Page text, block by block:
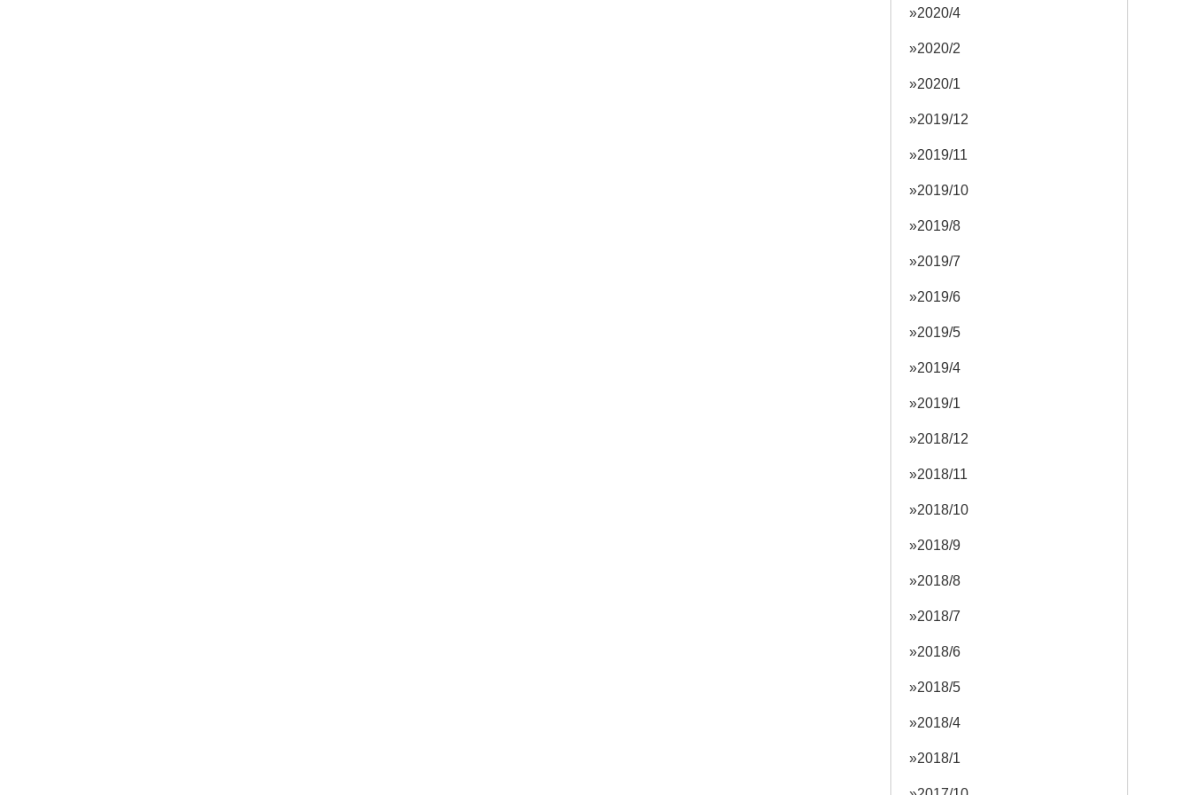
2020/4
2020/2
2020/1
2019/12
2019/11
2019/10
2019/8
2019/7
2019/6
2019/5
2019/4
2019/1
2018/12
2018/11
2018/10
2018/9
2018/8
2018/7
2018/6
2018/5
2018/4
2018/1